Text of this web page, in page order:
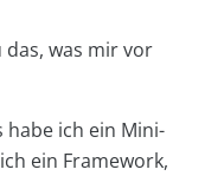
was mir vor
habe ich ein Mini-
ein Framework,